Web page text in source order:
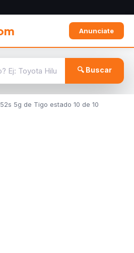
Anunciate
🔍 Buscar
5g de Tigo estado 10 de 10